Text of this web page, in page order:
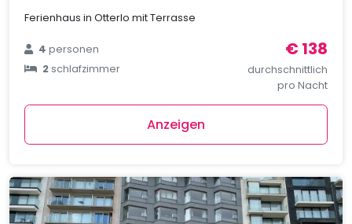
Ferienhaus in Otterlo mit Terrasse
4personen
2schlafzimmer
€ 138
durchschnittlich
pro Nacht
Anzeigen